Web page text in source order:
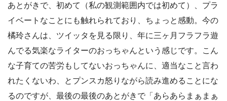
あとがきで、初めて（私の観測範囲内では初めて）、プラ
イベートなことにも触れられており、ちょっと感動。今の
橘玲さんは、ツイッタを見る限り、年に三ヶ月フラフラ遊
んでる気楽なライターのおっちゃんという感じです。こん
な子育ての苦労もしてないおっちゃんに、適当なこと言わ
れたくないわ、とプンスカ怒りながら読み進めることにな
るのですが、最後の最後のあとがきで「あらあらまぁまぁ